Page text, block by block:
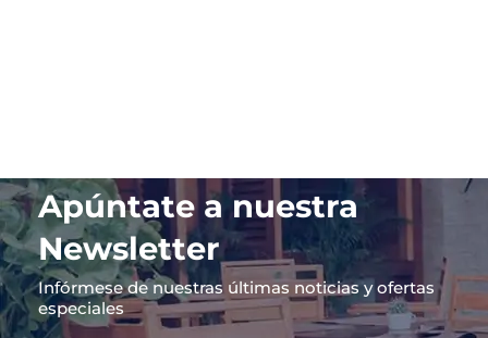
Apúntate a nuestra
Newsletter
Infórmese de nuestras últimas noticias y ofertas
especiales